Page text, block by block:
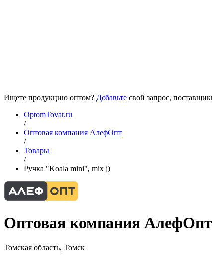
Ищете продукцию оптом? Добавьте свой запрос,
OptomTovar.ru
/
Оптовая компания АлефОпт
/
Товары
/
Ручка "Koala mini", mix ()
Оптовая компания АлефОпт
Томская область, Томск